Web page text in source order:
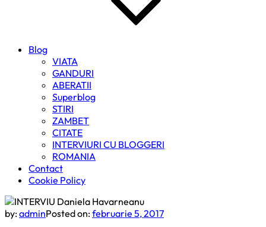
Blog
VIATA
GANDURI
ABERATII
Superblog
STIRI
ZAMBET
CITATE
INTERVIURI CU BLOGGERI
ROMANIA
Contact
Cookie Policy
by:adminPosted on:februarie 5, 2017